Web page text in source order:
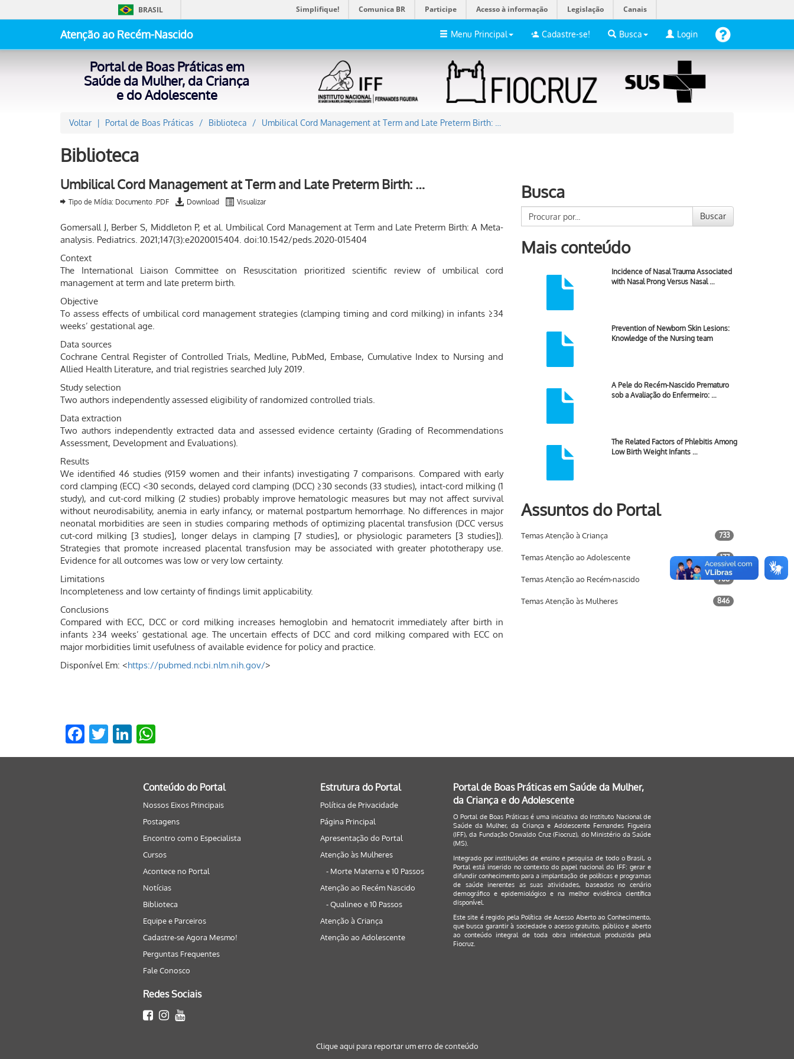
BRASIL Simplifique! Comunica BR Participe Acesso à informação Legislação Canais
Atenção ao Recém-Nascido Menu Principal Cadastre-se! Busca Login
Portal de Boas Práticas em
Saúde da Mulher, da Criança
e do Adolescente
Voltar Portal de Boas Práticas Biblioteca Umbilical Cord Management at Term and Late Preterm Birth: …
Biblioteca
Umbilical Cord Management at Term and Late Preterm Birth: …
Tipo de Mídia: Documento .PDF Download Visualizar
Gomersall J, Berber S, Middleton P, et al. Umbilical Cord Management at Term and Late Preterm Birth: A Meta-
analysis. Pediatrics. 2021;147(3):e2020015404. doi:10.1542/peds.2020-015404
Context
The International Liaison Committee on Resuscitation prioritized scientific review of umbilical cord
management at term and late preterm birth.
Objective
To assess effects of umbilical cord management strategies (clamping timing and cord milking) in infants ≥34
weeks’ gestational age.
Data sources
Cochrane Central Register of Controlled Trials, Medline, PubMed, Embase, Cumulative Index to Nursing and
Allied Health Literature, and trial registries searched July 2019.
Study selection
Two authors independently assessed eligibility of randomized controlled trials.
Data extraction
Two authors independently extracted data and assessed evidence certainty (Grading of Recommendations
Assessment, Development and Evaluations).
Results
We identified 46 studies (9159 women and their infants) investigating 7 comparisons. Compared with early
cord clamping (ECC) <30 seconds, delayed cord clamping (DCC) ≥30 seconds (33 studies), intact-cord milking (1
study), and cut-cord milking (2 studies) probably improve hematologic measures but may not affect survival
without neurodisability, anemia in early infancy, or maternal postpartum hemorrhage. No differences in major
neonatal morbidities are seen in studies comparing methods of optimizing placental transfusion (DCC versus
cut-cord milking [3 studies], longer delays in clamping [7 studies], or physiologic parameters [3 studies]).
Strategies that promote increased placental transfusion may be associated with greater phototherapy use.
Evidence for all outcomes was low or very low certainty.
Limitations
Incompleteness and low certainty of findings limit applicability.
Conclusions
Compared with ECC, DCC or cord milking increases hemoglobin and hematocrit immediately after birth in
infants ≥34 weeks’ gestational age. The uncertain effects of DCC and cord milking compared with ECC on
major morbidities limit usefulness of available evidence for policy and practice.
Disponível Em: <https://pubmed.ncbi.nlm.nih.gov/>
Facebook
TwitterLinkedIn
Busca
Buscar
Mais conteúdo
Incidence of Nasal Trauma Associated
with Nasal Prong Versus Nasal …
Prevention of Newborn Skin Lesions:
Knowledge of the Nursing team
A Pele do Recém-Nascido Prematuro
sob a Avaliação do Enfermeiro: …
The Related Factors of Phlebitis Among
Low Birth Weight Infants …
Assuntos do Portal
Temas Atenção à Criança 733
Temas Atenção ao Adolescente 177
Temas Atenção ao Recém-nascido 708
Temas Atenção às Mulheres 846
Conteúdo do Portal
Nossos Eixos Principais
Postagens
Encontro com o Especialista
Cursos
Acontece no Portal
Notícias
Biblioteca
Equipe e Parceiros
Cadastre-se Agora Mesmo!
Perguntas Frequentes
Fale Conosco
Redes Sociais
Estrutura do Portal
Política de Privacidade
Página Principal
Apresentação do Portal
Atenção às Mulheres
- Morte Materna e 10 Passos
Atenção ao Recém Nascido
- Qualineo e 10 Passos
Atenção à Criança
Atenção ao Adolescente
Portal de Boas Práticas em Saúde da Mulher,
da Criança e do Adolescente
O Portal de Boas Práticas é uma iniciativa do Instituto Nacional de
Saúde da Mulher, da Criança e Adolescente Fernandes Figueira
(IFF), da Fundação Oswaldo Cruz (Fiocruz), do Ministério da Saúde
(MS).
Integrado por instituições de ensino e pesquisa de todo o Brasil, o
Portal está inserido no contexto do papel nacional do IFF: gerar e
difundir conhecimento para a implantação de políticas e programas
de saúde inerentes as suas atividades, baseados no cenário
demográfico e epidemiológico e na melhor evidência científica
disponível.
Este site é regido pelaPolítica de Acesso Aberto ao Conhecimento,
que busca garantir à sociedade o acesso gratuito, público e aberto
ao conteúdo integral de toda obra intelectual produzida pela
Fiocruz.
Clique aqui para reportar um erro de conteúdo